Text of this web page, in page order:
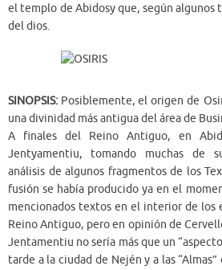
el templo de Abidosy que, según algunos
del dios.
SINOPSIS: Posiblemente, el origen de
una divinidad más antigua del área de
A finales del Reino Antiguo, en
Jentyamentiu, tomando muchas de
análisis de algunos fragmentos de los
fusión se había producido ya en el
mencionados textos en el interior de los
Reino Antiguo, pero en opinión de
Jentamentiu no sería más que un
tarde a la ciudad de Nején y a las